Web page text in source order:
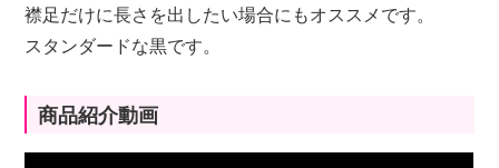
襟足だけに長さを出したい場合にもオススメです。
スタンダードな黒です。
商品紹介動画